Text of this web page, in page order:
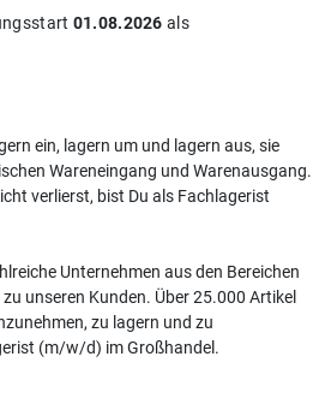
01.08.2026 als
ein, lagern um und lagern aus, sie
Wareneingang und Warenausgang.
verlierst, bist Du als Fachlagerist
Unternehmen aus den Bereichen
unseren Kunden. Über 25.000 Artikel
zu lagern und zu
(m/w/d) im Großhandel.